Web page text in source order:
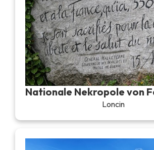
Nationale Nekropole von
Loncin